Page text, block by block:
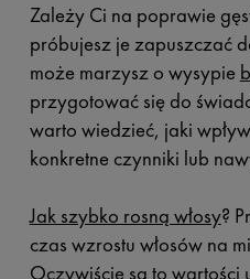
Zależy Ci na poprawie
próbujesz je zapuszczać
może marzysz o wysypie
przygotować się do
warto wiedzieć, jaki
konkretne czynniki lub
Jak szybko rosną włosy?
czas wzrostu włosów na
Oczywiście są to wartości